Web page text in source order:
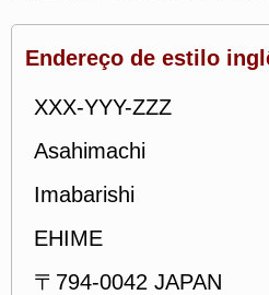
Endereço de estilo
XXX-YYY-ZZZ
Asahimachi
Imabarishi
EHIME
〒794-0042 JAPAN